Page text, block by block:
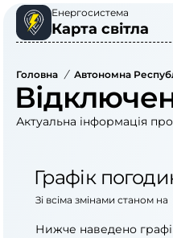
Енергосистема
Карта світла
Головна / Автономна
Актуальна інформація
Графік
Зі всіма змінами станом на
Нижче наведено